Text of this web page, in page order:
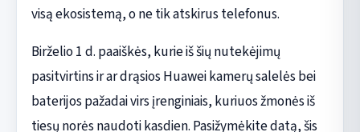
visą ekosistemą, o ne tik atskirus telefonus.
Birželio 1 d. paaiškės, kurie iš šių nutekėjimų
pasitvirtins ir ar drąsios Huawei kamerų salelės bei
baterijos pažadai virs įrenginiais, kuriuos žmonės iš
tiesų norės naudoti kasdien. Pasižymėkite datą, šis